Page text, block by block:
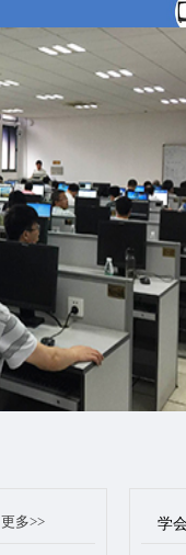
更多>> 学